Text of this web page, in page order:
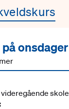
onsdager
skole